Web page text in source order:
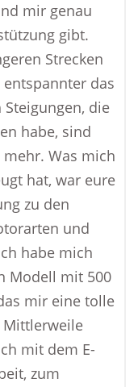
mir genau
gibt.
Strecken
das
die
habe, sind
Was mich
hat, war eure
zu den
und
habe mich
Modell mit 500
mir eine tolle
Mittlerweile
mit dem E-
zum